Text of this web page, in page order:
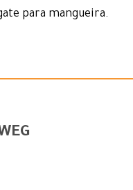
para mangueira.